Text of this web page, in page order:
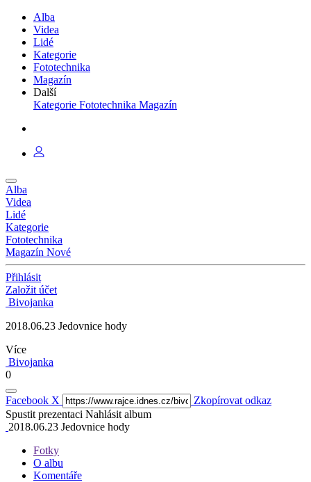
Alba
Videa
Lidé
Kategorie
Fototechnika
Magazín
Další
Kategorie Fototechnika Magazín
Alba
Videa
Lidé
Kategorie
Fototechnika
Magazín Nové
Přihlásit
Založit účet
Bivojanka
2018.06.23 Jedovnice hody
Více
Bivojanka
0
Facebook X
Zkopírovat odkaz
Spustit prezentaci Nahlásit album
2018.06.23 Jedovnice hody
Fotky
O albu
Komentáře